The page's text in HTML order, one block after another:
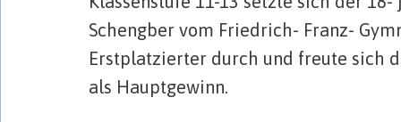
Schengber vom Friedrich- Franz-
Erstplatzierter durch und freute sich
als Hauptgewinn.